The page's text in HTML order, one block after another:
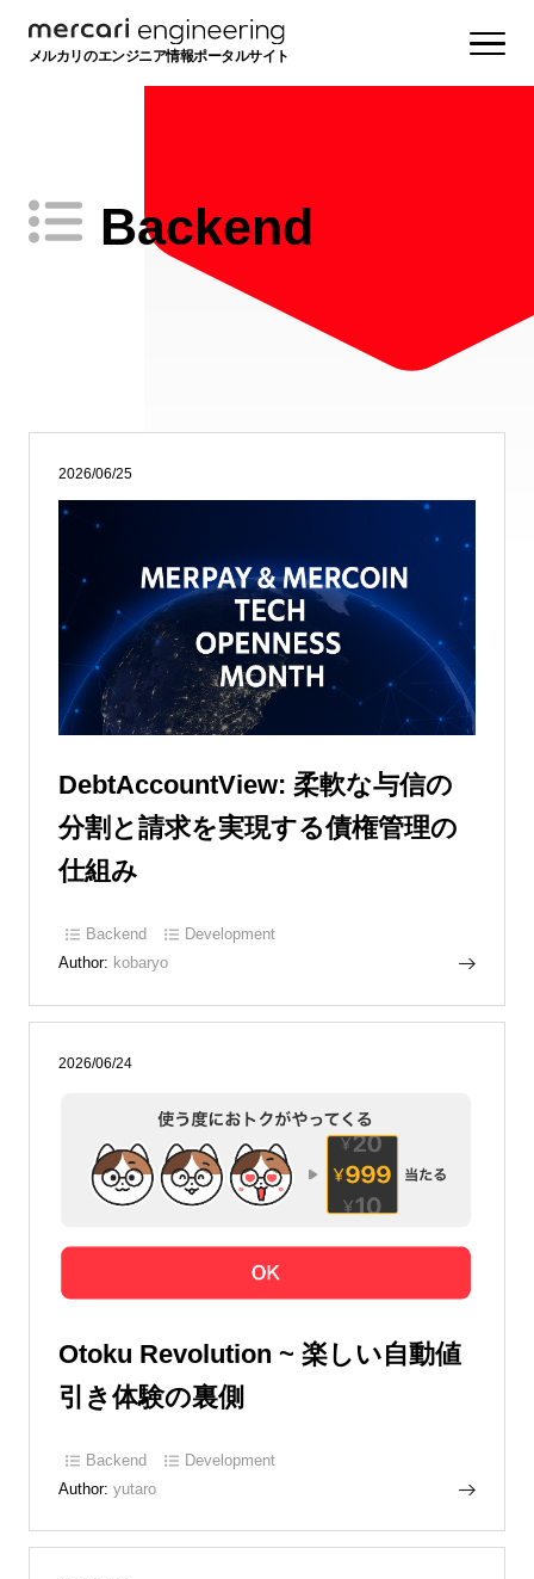
メルカリのエンジニア情報ポータルサイト
Backend
2026/06/25
DebtAccountView: 柔軟な与信の
分割と請求を実現する債権管理の
仕組み
Backend
Development
Author: kobaryo
2026/06/24
Otoku Revolution ~ 楽しい自動値
引き体験の裏側
Backend
Development
Author: yutaro